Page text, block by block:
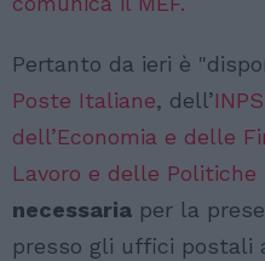
Pertanto da ieri è
Poste Italiane, dell’INPS
dell’Economia e delle
Lavoro e delle Politiche
necessaria per la
presso gli uffici postali